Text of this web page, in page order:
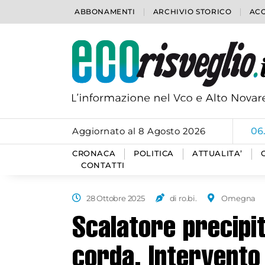
ABBONAMENTI ARCHIVIO STORICO
Aggiornato al 8 Agosto 2026
CRONACA POLITICA ATTUALITA’
CONTATTI
28 Ottobre 2025 di ro.bi. Omegna
Scalatore